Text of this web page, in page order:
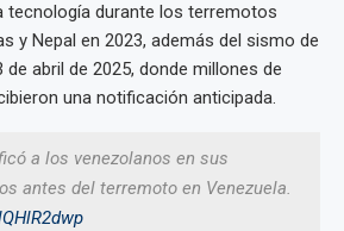
tecnología durante los terremotos
y Nepal en 2023, además del sismo de
abril de 2025, donde millones de
una notificación anticipada.
a los venezolanos en sus
antes del terremoto en Venezuela.